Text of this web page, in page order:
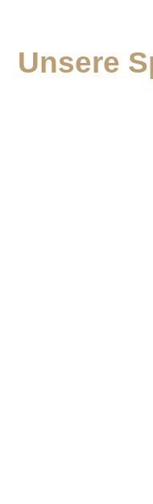
Unsere